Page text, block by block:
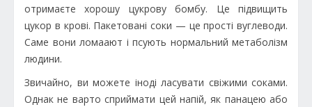
отримаєте хорошу цукрову бомбу. Це підвищить
цукор в крові. Пакетовані соки — це прості вуглеводи.
Саме вони ломаают і псують нормальний метаболізм
людини.
Звичайно, ви можете іноді ласувати свіжими соками.
Однак не варто сприймати цей напій, як панацею або